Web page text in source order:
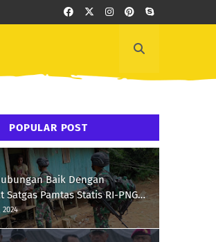
POPULAR POST
Baik Dengan
Satgas Pamtas Statis RI-PNG
Melaksanakan Silaturrahmi
2024